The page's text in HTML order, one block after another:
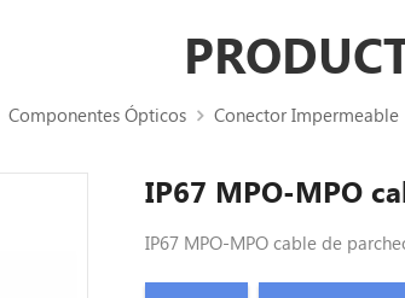
Componentes Ópticos Conector Impermeable
IP67 MPO-MPO
IP67 MPO-MPO cable de